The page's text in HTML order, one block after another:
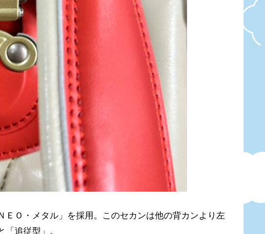
Ｏ・メタル」を採用。このセカンは他の背カンより左
追従型」。